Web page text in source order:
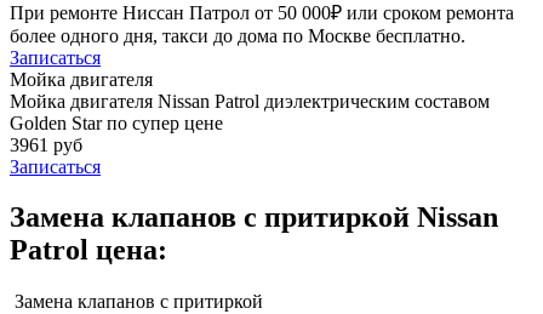
При ремонте Ниссан Патрол от 50 000₽ или сроком ремонта
более одного дня, такси до дома по Москве бесплатно.
Записаться
Мойка двигателя
Мойка двигателя Nissan Patrol диэлектрическим составом
Golden Star по супер цене
3961 руб
Записаться
Замена клапанов с притиркой Nissan
Patrol цена:
Замена клапанов с притиркой